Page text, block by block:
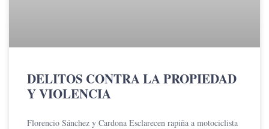
DELITOS CONTRA LA PROPIEDAD
Y VIOLENCIA
Florencio Sánchez y Cardona Esclarecen rapiña a motociclista